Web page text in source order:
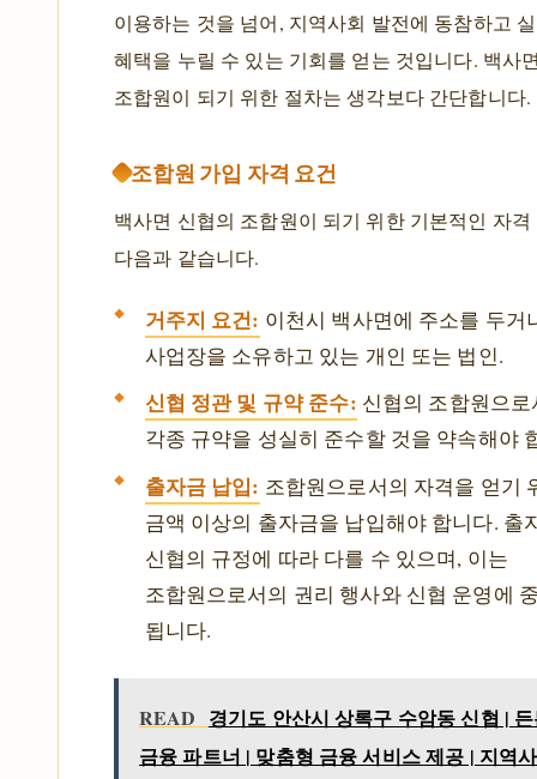
이용하는 것을 넘어, 지역사회 발전에 동참하고
혜택을 누릴 수 있는 기회를 얻는 것입니다. 백사
조합원이 되기 위한 절차는 생각보다 간단합니다.
조합원 가입 자격 요건
백사면 신협의 조합원이 되기 위한 기본적인 자격
다음과 같습니다.
거주지 요건: 이천시 백사면에 주소를 두거
사업장을 소유하고 있는 개인 또는 법인.
신협 정관 및 규약 준수: 신협의 조합원으
각종 규약을 성실히 준수할 것을 약속해야
출자금 납입: 조합원으로서의 자격을 얻기
금액 이상의 출자금을 납입해야 합니다. 출
신협의 규정에 따라 다를 수 있으며, 이는
조합원으로서의 권리 행사와 신협 운영에
됩니다.
READ 경기도 안산시 상록구 수암동 신협 |
금융 파트너 | 맞춤형 금융 서비스 제공 | 지역